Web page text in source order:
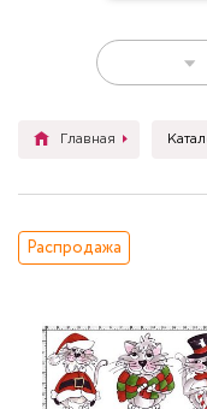
Главная
Распродажа